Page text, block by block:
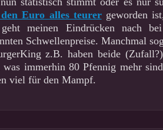
Euro alles teurergeworden
meinen Eindrücken nach
Schwellenpreise. Manchmal
z.B. haben beide
was immerhin 80 Pfennig mehr
viel für den Mampf.